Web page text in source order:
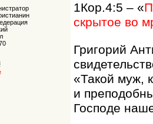
1Кор.4:5 – «
скрытое во
Григорий
«Такой муж,
и
Господе